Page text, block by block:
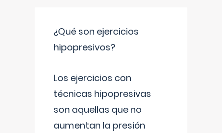
¿Qué son ejercicios
hipopresivos?
Los ejercicios con
técnicas hipopresivas
son aquellas que no
aumentan la presión